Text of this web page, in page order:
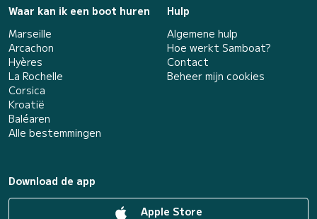
Waar kan ik een boot huren
Marseille
Arcachon
Hyères
La Rochelle
Corsica
Kroatië
Baléaren
Alle bestemmingen
Hulp
Algemene hulp
Hoe werkt Samboat?
Contact
Beheer mijn cookies
Download de app
Apple Store